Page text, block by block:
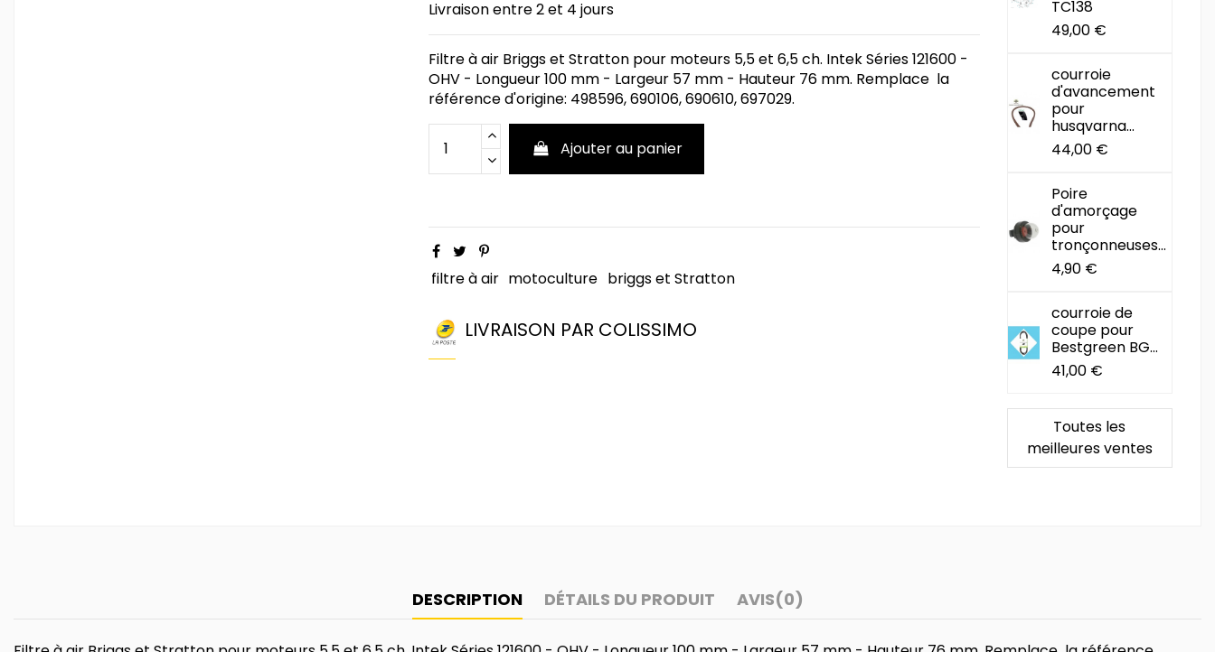
Livraison entre 2 et 4 jours
Filtre à air Briggs et Stratton pour moteurs 5,5 et 6,5 ch. Intek Séries 121600 -
OHV - Longueur 100 mm - Largeur 57 mm - Hauteur 76 mm. Remplace la
référence d'origine: 498596, 690106, 690610, 697029.
Ajouter au panier
filtre à air motoculture briggs et Stratton
LIVRAISON PAR COLISSIMO
TC138
49,00 €
courroie
d'avancement
pour
husqvarna...
44,00 €
Poire
d'amorçage
pour
tronçonneuses...
4,90 €
courroie de
coupe pour
Bestgreen BG...
41,00 €
Toutes les
meilleures ventes
DESCRIPTION DÉTAILS DU PRODUIT AVIS(0)